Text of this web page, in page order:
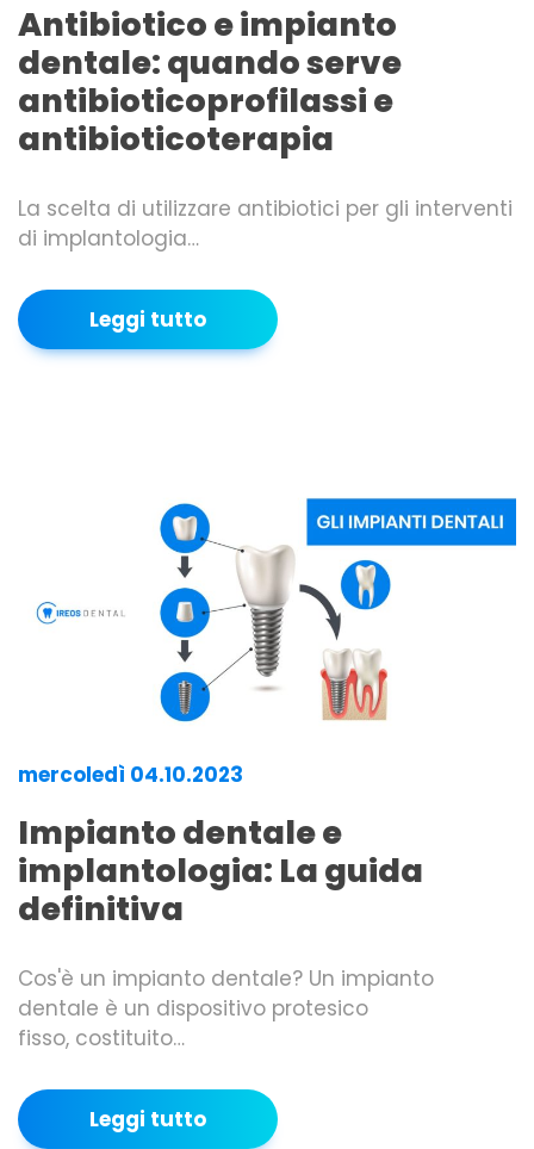
Antibiotico e impianto
dentale: quando serve
antibioticoprofilassi e
antibioticoterapia
La scelta di utilizzare antibiotici per gli interventi
di implantologia…
Leggi tutto
mercoledì 04.10.2023
Impianto dentale e
implantologia: La guida
definitiva
Cos'è un impianto dentale? Un impianto
dentale è un dispositivo protesico
fisso, costituito…
Leggi tutto